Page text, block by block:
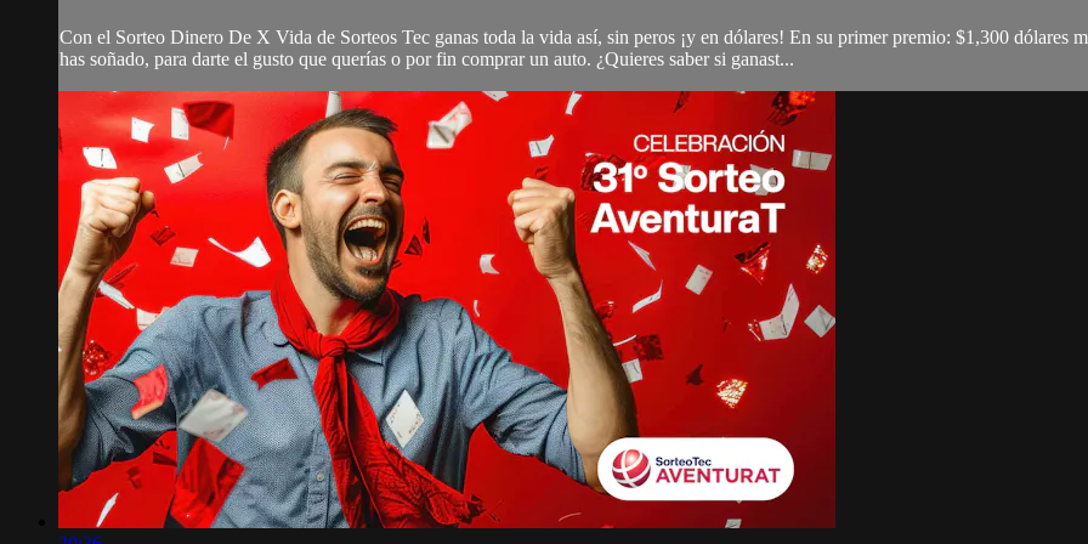
Con el Sorteo Dinero De X Vida de Sorteos Tec ganas toda la vida así, sin peros ¡y en dólares! En su primer premio: $1,300 dólares
has soñado, para darte el gusto que querías o por fin comprar un auto. ¿Quieres saber si ganast...